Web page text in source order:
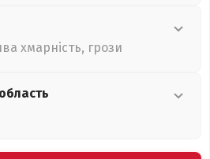
хмарність, грози
область